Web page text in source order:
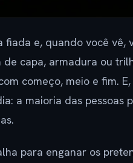
e, quando você vê,
de capa, armadura ou
começo, meio e fim.
a maioria das pessoas
para enganar os